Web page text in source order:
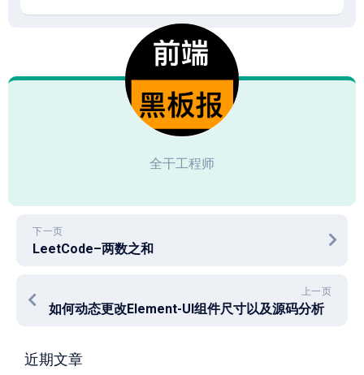
全干工程师
下一页
LeetCode–两数之和
上一页
如何动态更改Element-UI组件尺寸以及源码分析
近期文章